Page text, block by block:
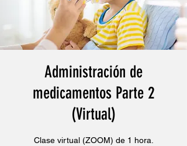
Administración de
medicamentos Parte 2
(Virtual)
Clase virtual (ZOOM) de 1 hora.